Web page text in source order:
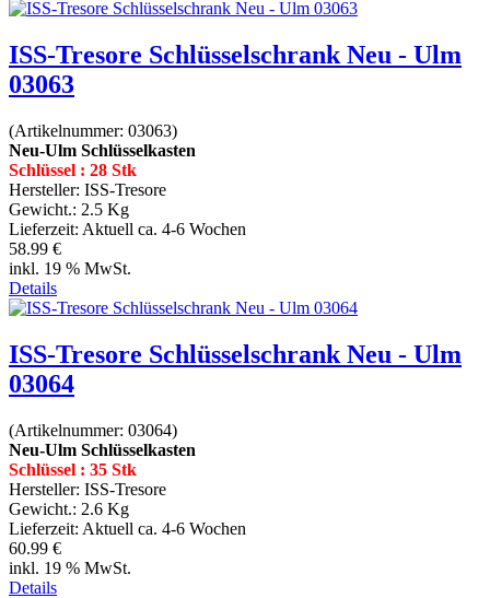
ISS-Tresore Schlüsselschrank Neu - Ulm
03063
(Artikelnummer: 03063)
Neu-Ulm Schlüsselkasten
Schlüssel : 28 Stk
Hersteller: ISS-Tresore
Gewicht.: 2.5 Kg
Lieferzeit: Aktuell ca. 4-6 Wochen
58.99 €
inkl. 19 % MwSt.
Details
ISS-Tresore Schlüsselschrank Neu - Ulm
03064
(Artikelnummer: 03064)
Neu-Ulm Schlüsselkasten
Schlüssel : 35 Stk
Hersteller: ISS-Tresore
Gewicht.: 2.6 Kg
Lieferzeit: Aktuell ca. 4-6 Wochen
60.99 €
inkl. 19 % MwSt.
Details